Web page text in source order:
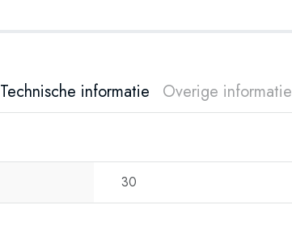
Technische informatie Overige informatie
30